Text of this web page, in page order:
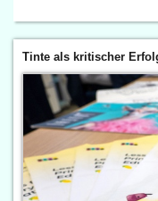
Tinte als kritischer